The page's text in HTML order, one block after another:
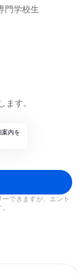
門学校生
ます。
案内を
できますが、エント